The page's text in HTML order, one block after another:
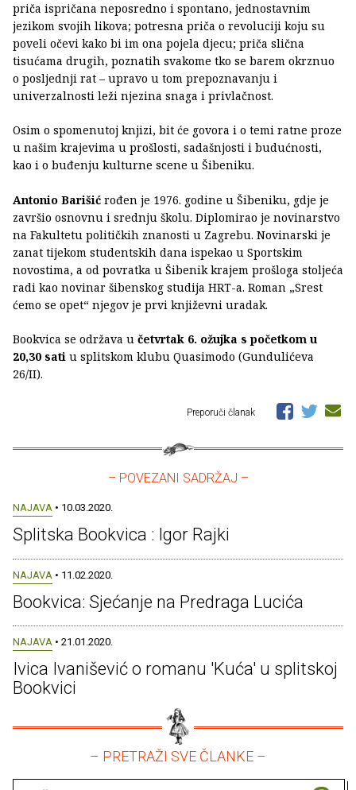
priča ispričana neposredno i spontano, jednostavnim
jezikom svojih likova; potresna priča o revoluciji koju su
poveli očevi kako bi im ona pojela djecu; priča slična
tisućama drugih, poznatih svakome tko se barem okrznuo
o posljednji rat – upravo u tom prepoznavanju i
univerzalnosti leži njezina snaga i privlačnost.
Osim o spomenutoj knjizi, bit će govora i o temi ratne proze
u našim krajevima u prošlosti, sadašnjosti i budućnosti,
kao i o buđenju kulturne scene u Šibeniku.
Antonio Barišić rođen je 1976. godine u Šibeniku, gdje je
završio osnovnu i srednju školu. Diplomirao je novinarstvo
na Fakultetu političkih znanosti u Zagrebu. Novinarski je
zanat tijekom studentskih dana ispekao u Sportskim
novostima, a od povratka u Šibenik krajem prošloga stoljeća
radi kao novinar šibenskog studija HRT-a. Roman „Srest
ćemo se opet“ njegov je prvi književni uradak.
Bookvica se održava u četvrtak 6. ožujka s početkom u
20,30 sati u splitskom klubu Quasimodo (Gundulićeva
26/II).
Preporuči članak
– POVEZANI SADRŽAJ –
NAJAVA • 10.03.2020.
Splitska Bookvica : Igor Rajki
NAJAVA • 11.02.2020.
Bookvica: Sjećanje na Predraga Lucića
NAJAVA • 21.01.2020.
Ivica Ivanišević o romanu 'Kuća' u splitskoj
Bookvici
– PRETRAŽI SVE ČLANKE –